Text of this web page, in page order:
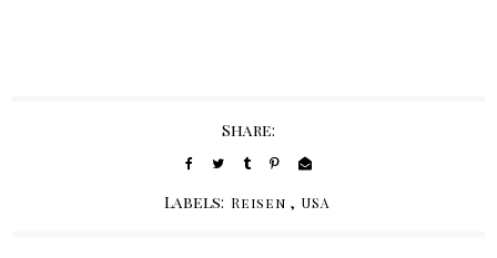
Share:
Labels: Reisen , USA